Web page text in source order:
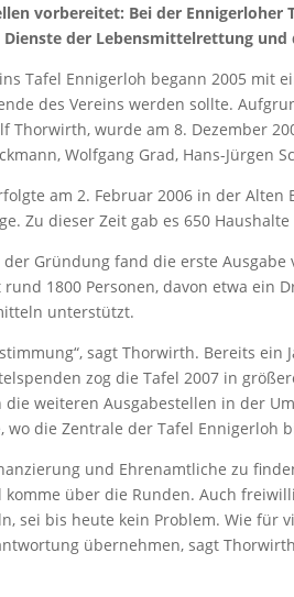
vorbereitet: Bei der Ennigerloher
der Lebensmittelrettung
Tafel Ennigerloh begann 2005 mit
des Vereins werden sollte.
Thorwirth, wurde am 8. Dezember
Wolfgang Grad, Hans-Jürgen
am 2. Februar 2006 in der
Zu dieser Zeit gab es 650
Gründung fand die erste
1800 Personen, davon etwa ein
unterstützt.
sagt Thorwirth. Bereits
zog die Tafel 2007 in
weiteren Ausgabestellen in der
wo die Zentrale der Tafel Ennigerloh
und Ehrenamtliche zu
komme über die Runden. Auch
sei bis heute kein Problem. Wie für
übernehmen, sagt